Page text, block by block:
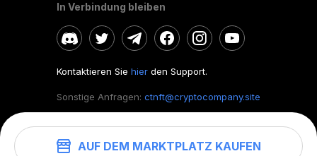
AUF DEM MARKTPLATZ KAUFEN
In Verbindung bleiben
Kontaktieren Sie hier den Support.
Sonstige Anfragen: ctnft@cryptocompany.site